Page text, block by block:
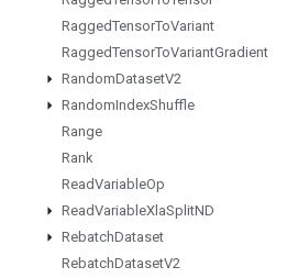
RaggedTensorToVariant
RaggedTensorToVariantGradient
RandomDatasetV2
RandomIndexShuffle
Range
Rank
ReadVariableOp
ReadVariableXlaSplitND
RebatchDataset
RebatchDatasetV2